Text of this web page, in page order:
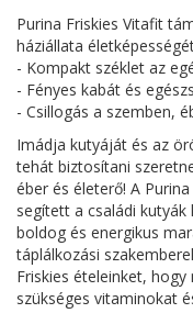
Purina Friskies Vitafit
háziállata
- Kompakt széklet az
- Fényes kabát és
- Csillogás a szemben,
Imádja kutyáját és az
tehát biztosítani
éber és életerő! A
segített a családi
boldog és energikus
táplálkozási
Friskies ételeinket,
szükséges vitaminokat